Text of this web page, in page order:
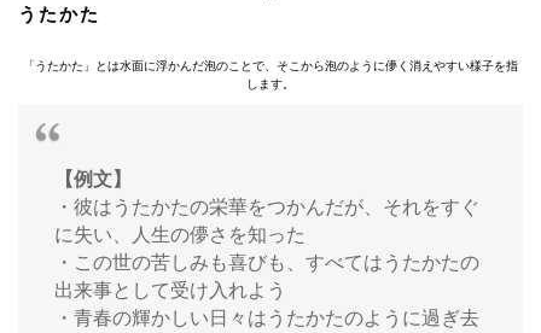
うたかた
「うたかた」とは水面に浮かんだ泡のことで、そこから泡のように儚く消えやすい様子を指
します。
【例文】
・彼はうたかたの栄華をつかんだが、それをすぐ
に失い、人生の儚さを知った
・この世の苦しみも喜びも、すべてはうたかたの
出来事として受け入れよう
・青春の輝かしい日々はうたかたのように過ぎ去